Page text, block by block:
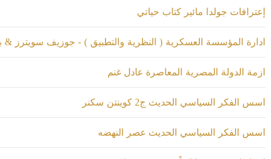
إعترافات جولدا مائير كتاب حياتي
ادارة المؤسسة العسكرية ( النظرية والتطبيق ) - جوزيف سويترز
ازمة الدولة المصرية المعاصرة عادل غنم
اسس الفكر السياسي الحديث ج2 كوينتن سكنر
اسس الفكر السياسي الحديث عصر النهضه